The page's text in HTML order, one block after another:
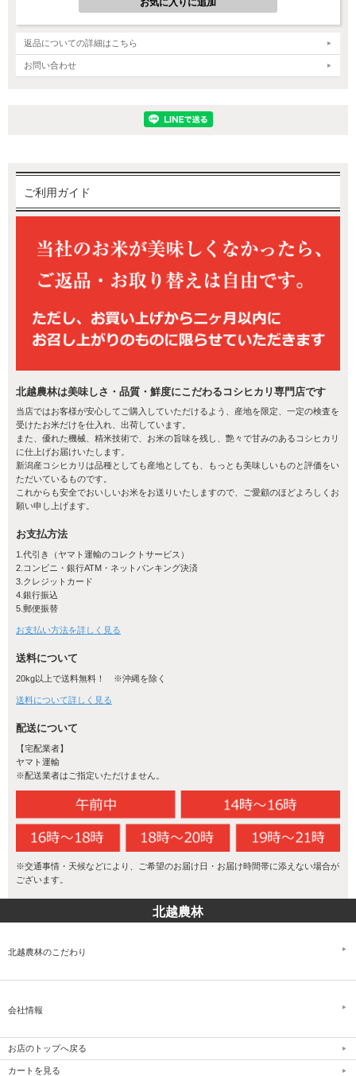
新潟産コシヒカリ～美味しさの特徴～
新潟産コシヒカリは、炊き立ての香りがよく一粒一粒に輝きがあり
ます。また、日本人に好まれるもちもち食感で、強い粘りと甘みの
お米本来の味を堪能いただくために、一口目はご飯だけでお召し上
がりください。食味バランスが良いため、冷めても固くならず旨み
が残るので美味しくいただけます。
新潟産コシヒカリが美味しい理由
大河が育んだ土壌
新潟県の水田は、新潟県に流れる信濃川や阿賀野川などの大河が、
長年に渡り上流から運んだ肥沃な粘土質の土壌でできています。こ
の土壌は米作りに必要な養分を豊富に含んでいるため、余分な化学
肥料を与える必要がなく、コシヒカリや農作物を育てるのに格好の
育つ新潟米は、山々に囲まれた大自然と、清らかな水が織りなす大
米づくりに適切な温度
熟する期間（出穂～刈取り）の最適な平均気温に加え、昼夜の気温
差が大きいことが新潟のお米をより美味しくしています。
返品についての詳細はこちら
お問い合わせ
ご利用ガイド
北越農林は美味しさ・品質・鮮度にこだわるコシヒカリ専門店です
当店ではお客様が安心してご購入していただけるよう、産地を限定、一定の検査を
受けたお米だけを仕入れ、出荷しています。
また、優れた機械、精米技術で、お米の旨味を残し、艶々で甘みのあるコシヒカリ
に仕上げお届けいたします。
新潟産コシヒカリは品種としても産地としても、もっとも美味しいものと評価をい
ただいているものです。
これからも安全でおいしいお米をお送りいたしますので、ご愛顧のほどよろしくお
願い申し上げます。
お支払方法
1.代引き（ヤマト運輸のコレクトサービス）
2.コンビニ・銀行ATM・ネットバンキング決済
3.クレジットカード
4.銀行振込
5.郵便振替
お支払い方法を詳しく見る
送料について
20kg以上で送料無料！ ※沖縄を除く
送料について詳しく見る
配送について
【宅配業者】
ヤマト運輸
※配送業者はご指定いただけません。
※交通事情・天候などにより、ご希望のお届け日・お届け時間帯に添えない場合が
ございます。
北越農林
北越農林のこだわり
会社情報
お店のトップへ戻る
カートを見る